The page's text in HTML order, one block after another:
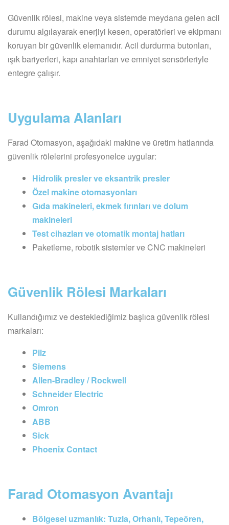
Güvenlik rölesi, makine veya sistemde meydana gelen acil
durumu algılayarak enerjiyi kesen, operatörleri ve ekipmanı
koruyan bir güvenlik elemanıdır. Acil durdurma butonları,
ışık bariyerleri, kapı anahtarları ve emniyet sensörleriyle
entegre çalışır.
Uygulama Alanları
Farad Otomasyon, aşağıdaki makine ve üretim hatlarında
güvenlik rölelerini profesyonelce uygular:
Hidrolik presler ve eksantrik presler
Özel makine otomasyonları
Gıda makineleri, ekmek fırınları ve dolum
makineleri
Test cihazları ve otomatik montaj hatları
Paketleme, robotik sistemler ve CNC makineleri
Güvenlik Rölesi Markaları
Kullandığımız ve desteklediğimiz başlıca güvenlik rölesi
markaları:
Pilz
Siemens
Allen-Bradley / Rockwell
Schneider Electric
Omron
ABB
Sick
Phoenix Contact
Farad Otomasyon Avantajı
Bölgesel uzmanlık: Tuzla, Orhanlı, Tepeören,